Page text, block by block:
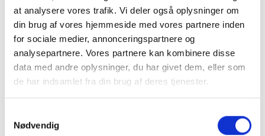
at analysere vores trafik. Vi deler også oplysninger om
din brug af vores hjemmeside med vores partnere inden
for sociale medier, annonceringspartnere og
analysepartnere. Vores partnere kan kombinere disse
data med andre oplysninger, du har givet dem, eller som
de har indsamlet fra din brug af deres tjenester.
Nødvendig
P-Secure styrker bestyrelse og advisory board med en
række tunge profiler fra dansk forsvar, offentlig ledelse og it-